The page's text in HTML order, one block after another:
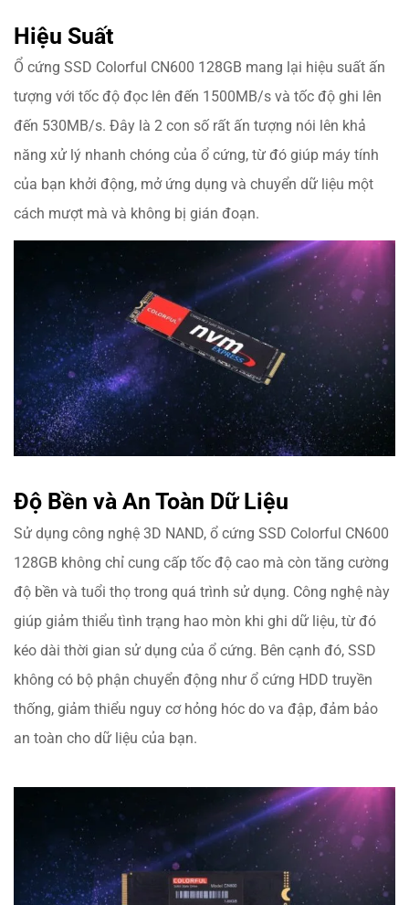
Hiệu Suất
Ổ cứng SSD Colorful CN600 128GB mang lại hiệu suất ấn
tượng với tốc độ đọc lên đến 1500MB/s và tốc độ ghi lên
đến 530MB/s. Đây là 2 con số rất ấn tượng nói lên khả
năng xử lý nhanh chóng của ổ cứng, từ đó giúp máy tính
của bạn khởi động, mở ứng dụng và chuyển dữ liệu một
cách mượt mà và không bị gián đoạn.
Độ Bền và An Toàn Dữ Liệu
Sử dụng công nghệ 3D NAND, ổ cứng SSD Colorful CN600
128GB không chỉ cung cấp tốc độ cao mà còn tăng cường
độ bền và tuổi thọ trong quá trình sử dụng. Công nghệ này
giúp giảm thiểu tình trạng hao mòn khi ghi dữ liệu, từ đó
kéo dài thời gian sử dụng của ổ cứng. Bên cạnh đó, SSD
không có bộ phận chuyển động như ổ cứng HDD truyền
thống, giảm thiểu nguy cơ hỏng hóc do va đập, đảm bảo
an toàn cho dữ liệu của bạn.